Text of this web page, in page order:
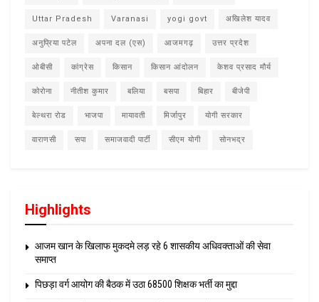
Uttar Pradesh Varanasi yogi govt अखिलेश यादव
अनुप्रिया पटेल अपना दल (एस) आजमगढ़ उत्तर प्रदेश
ओबीसी कांग्रेस किसान किसान आंदोलन केशव प्रसाद मौर्य
कोरोना नीतीश कुमार बलिया बसपा बिहार बीजेपी
बेल्थरा रोड भाजपा मायावती मिर्जापुर योगी सरकार
वाराणसी सपा समाजवादी पार्टी सीएम योगी सोनभद्र
Highlights
आजम खान के खिलाफ मुकदमे लड़ रहे 6 शासकीय अधिवक्ताओं की सेवा
समाप्त
पिछड़ा वर्ग आयोग की बैठक में उठा 68500 शिक्षक भर्ती का मुद्दा